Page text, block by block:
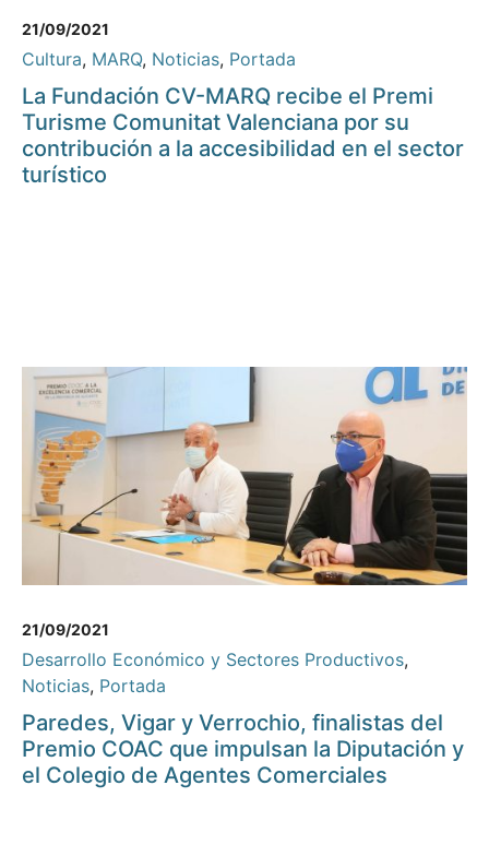
21/09/2021
Cultura, MARQ, Noticias, Portada
La Fundación CV-MARQ recibe el Premi
Turisme Comunitat Valenciana por su
contribución a la accesibilidad en el sector
turístico
21/09/2021
Desarrollo Económico y Sectores Productivos,
Noticias, Portada
Paredes, Vigar y Verrochio, finalistas del
Premio COAC que impulsan la Diputación y
el Colegio de Agentes Comerciales